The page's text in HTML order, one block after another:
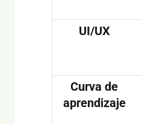
UI/UX
Curva de
aprendizaje